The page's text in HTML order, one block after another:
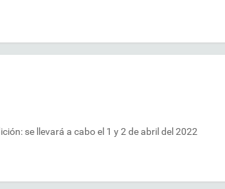
se llevará a cabo el 1 y 2 de abril del 2022